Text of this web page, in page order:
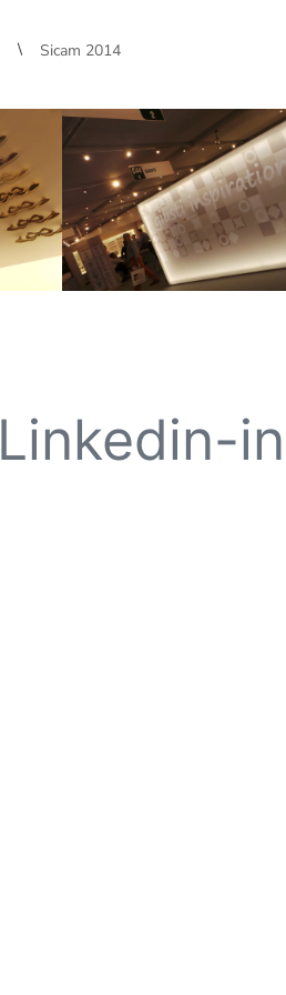
\ Sicam 2014
Linkedin-in